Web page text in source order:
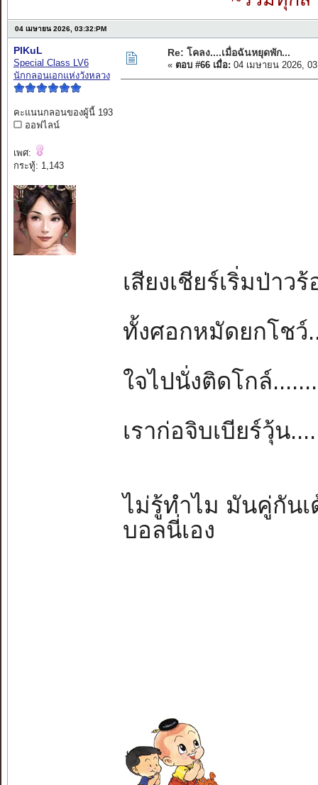
04 เมษายน 2026, 03:32:PM
PIKuL
Special Class LV6
นักกลอนเอกแห่งวังหลวง
คะแนนกลอนของผู้นี้ 193
ออฟไลน์
เพศ:
กระทู้: 1,143
Re: โคลง....เมื่อฉันหยุดพัก...
« ตอบ #66 เมื่อ: 04 เมษายน 2026,
เสียงเชียร์เริ่มป่าว
ทั้งศอกหมัดยกโชว์
ใจไปนั่งติดโกล์
เราก่อจิบเบียร์วุ้น
ไม่รู้ทำไม มันคู่กันเ
บอลนี่เอง